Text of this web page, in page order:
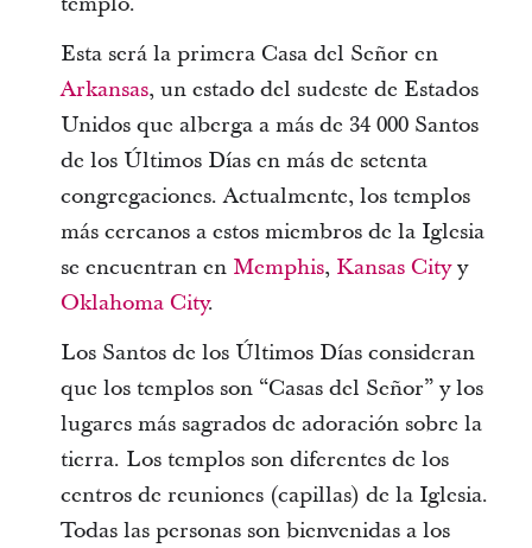
Esta será la primera Casa del Señor en
Arkansas, un estado del sudeste de Estados
Unidos que alberga a más de 34 000 Santos
de los Últimos Días en más de setenta
congregaciones. Actualmente, los templos
más cercanos a estos miembros de la Iglesia
se encuentran en Memphis, Kansas Cityy
Oklahoma City.
Los Santos de los Últimos Días consideran
que los templos son “Casas del Señor” y los
lugares más sagrados de adoración sobre la
tierra. Los templos son diferentes de los
centros de reuniones (capillas) de la Iglesia.
Todas las personas son bienvenidas a los